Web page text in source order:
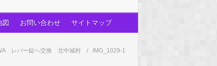
図 お問い合わせ サイトマップ
レバー錠へ交換 北中城村 IMG_1029-1